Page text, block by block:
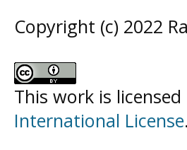
Copyright (c) 2022
This work is
International License.